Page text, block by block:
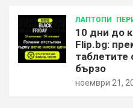
ЛАПТОПИ
10 дни до
Flip.bg:
таблетите
бързо
ноември 21,